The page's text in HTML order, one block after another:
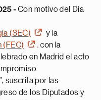
- Con motivo del Día
(SEC)
y la
(FEC)
, con la
en Madrid el acto
suscrita por las
de los Diputados y